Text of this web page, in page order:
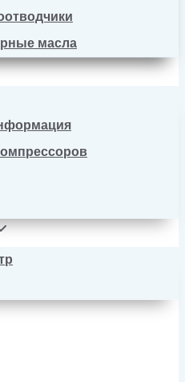
масла